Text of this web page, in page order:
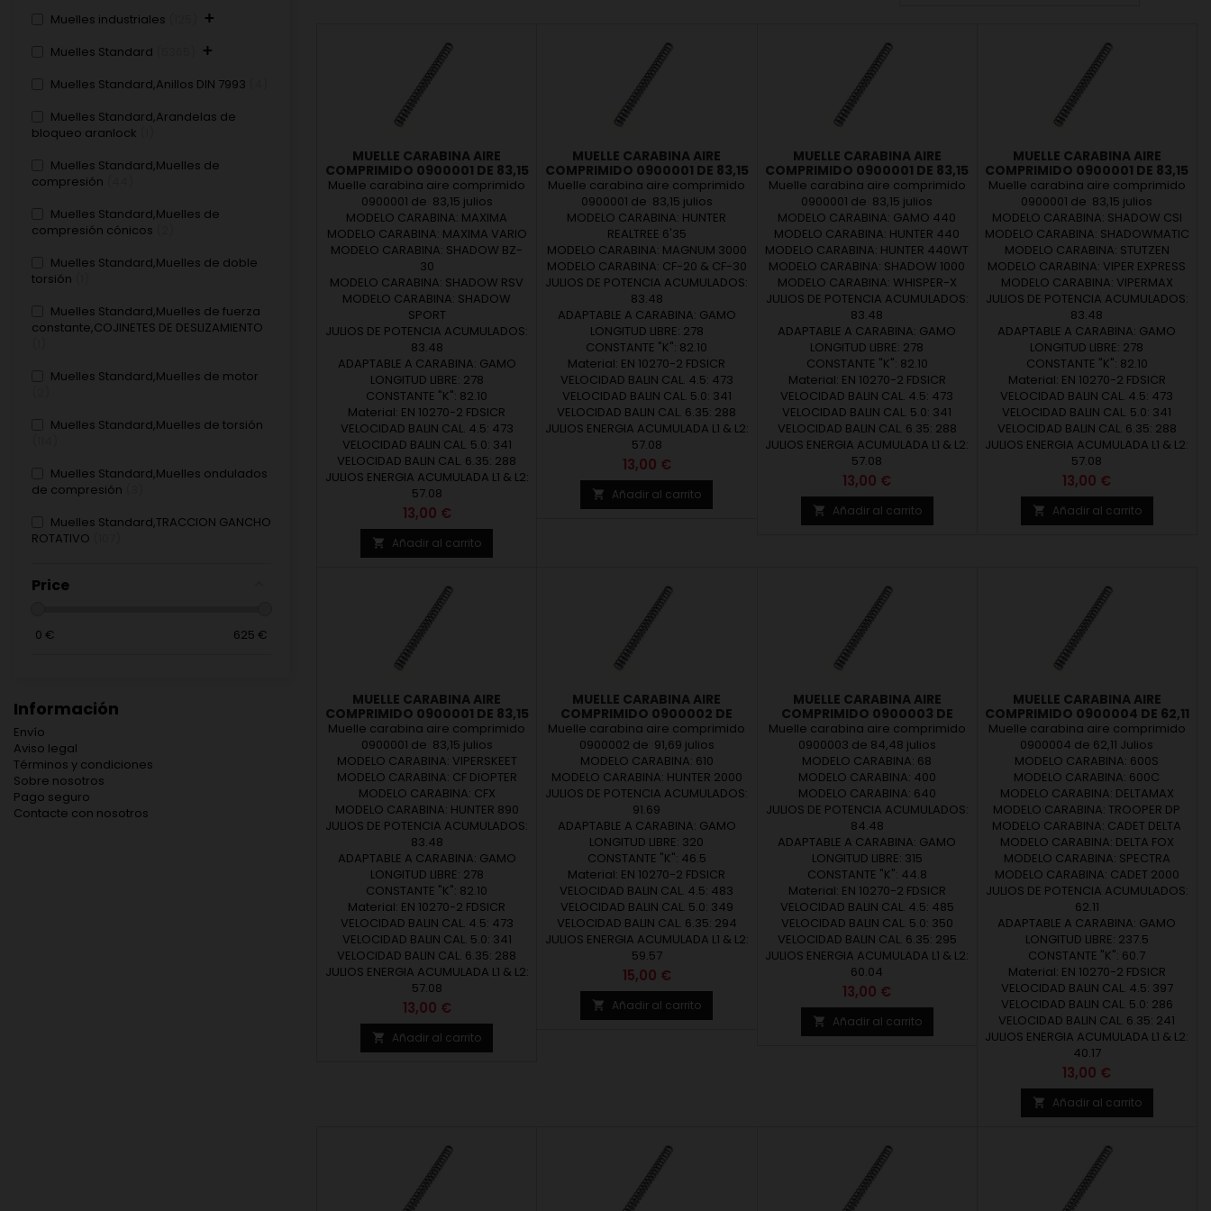
Muelles industriales +
Muelles Standard +
Muelles Standard,Anillos DIN 7993
Muelles Standard,Arandelas de
bloqueo aranlock
Muelles Standard,Muelles de
compresión
Muelles Standard,Muelles de
compresión cónicos
Muelles Standard,Muelles de doble
torsión
Muelles Standard,Muelles de fuerza
constante,COJINETES DE DESLIZAMIENTO
Muelles Standard,Muelles de motor
Muelles Standard,Muelles de torsión
Muelles Standard,Muelles ondulados
de compresión
Muelles Standard,TRACCION GANCHO
ROTATIVO
Price
0 € 625 €
Información
Envío
Aviso legal
Términos y condiciones
Sobre nosotros
Pago seguro
Contacte con nosotros
MUELLE CARABINA AIRE
COMPRIMIDO 0900001 DE 83,15
JULIOS
Muelle carabina aire comprimido
0900001 de 83,15 julios
MODELO CARABINA: MAXIMA
MODELO CARABINA: MAXIMA VARIO
MODELO CARABINA: SHADOW BZ-
30
MODELO CARABINA: SHADOW RSV
MODELO CARABINA: SHADOW
SPORT
JULIOS DE POTENCIA ACUMULADOS:
83.48
ADAPTABLE A CARABINA: GAMO
LONGITUD LIBRE: 278
CONSTANTE "K": 82.10
Material: EN 10270-2 FDSICR
VELOCIDAD BALIN CAL. 4.5: 473
VELOCIDAD BALIN CAL. 5.0: 341
VELOCIDAD BALIN CAL. 6.35: 288
JULIOS ENERGIA ACUMULADA L1 & L2:
57.08
Precio
13,00 €
 Añadir al carrito
MUELLE CARABINA AIRE
COMPRIMIDO 0900001 DE 83,15
JULIOS
Muelle carabina aire comprimido
0900001 de 83,15 julios
MODELO CARABINA: HUNTER
REALTREE 6'35
MODELO CARABINA: MAGNUM 3000
MODELO CARABINA: CF-20 & CF-30
JULIOS DE POTENCIA ACUMULADOS:
83.48
ADAPTABLE A CARABINA: GAMO
LONGITUD LIBRE: 278
CONSTANTE "K": 82.10
Material: EN 10270-2 FDSICR
VELOCIDAD BALIN CAL. 4.5: 473
VELOCIDAD BALIN CAL. 5.0: 341
VELOCIDAD BALIN CAL. 6.35: 288
JULIOS ENERGIA ACUMULADA L1 & L2:
57.08
Precio
13,00 €
 Añadir al carrito
MUELLE CARABINA AIRE
COMPRIMIDO 0900001 DE 83,15
JULIOS
Muelle carabina aire comprimido
0900001 de 83,15 julios
MODELO CARABINA: GAMO 440
MODELO CARABINA: HUNTER 440
MODELO CARABINA: HUNTER 440WT
MODELO CARABINA: SHADOW 1000
MODELO CARABINA: WHISPER-X
JULIOS DE POTENCIA ACUMULADOS:
83.48
ADAPTABLE A CARABINA: GAMO
LONGITUD LIBRE: 278
CONSTANTE "K": 82.10
Material: EN 10270-2 FDSICR
VELOCIDAD BALIN CAL. 4.5: 473
VELOCIDAD BALIN CAL. 5.0: 341
VELOCIDAD BALIN CAL. 6.35: 288
JULIOS ENERGIA ACUMULADA L1 & L2:
57.08
Precio
13,00 €
 Añadir al carrito
MUELLE CARABINA AIRE
COMPRIMIDO 0900001 DE 83,15
JULIOS
Muelle carabina aire comprimido
0900001 de 83,15 julios
MODELO CARABINA: SHADOW CSI
MODELO CARABINA: SHADOWMATIC
MODELO CARABINA: STUTZEN
MODELO CARABINA: VIPER EXPRESS
MODELO CARABINA: VIPERMAX
JULIOS DE POTENCIA ACUMULADOS:
83.48
ADAPTABLE A CARABINA: GAMO
LONGITUD LIBRE: 278
CONSTANTE "K": 82.10
Material: EN 10270-2 FDSICR
VELOCIDAD BALIN CAL. 4.5: 473
VELOCIDAD BALIN CAL. 5.0: 341
VELOCIDAD BALIN CAL. 6.35: 288
JULIOS ENERGIA ACUMULADA L1 & L2:
57.08
Precio
13,00 €
 Añadir al carrito
MUELLE CARABINA AIRE
COMPRIMIDO 0900001 DE 83,15
JULIOS
Muelle carabina aire comprimido
0900001 de 83,15 julios
MODELO CARABINA: VIPERSKEET
MODELO CARABINA: CF DIOPTER
MODELO CARABINA: CFX
MODELO CARABINA: HUNTER 890
JULIOS DE POTENCIA ACUMULADOS:
83.48
ADAPTABLE A CARABINA: GAMO
LONGITUD LIBRE: 278
CONSTANTE "K": 82.10
Material: EN 10270-2 FDSICR
VELOCIDAD BALIN CAL. 4.5: 473
VELOCIDAD BALIN CAL. 5.0: 341
VELOCIDAD BALIN CAL. 6.35: 288
JULIOS ENERGIA ACUMULADA L1 & L2:
57.08
Precio
13,00 €
 Añadir al carrito
MUELLE CARABINA AIRE
COMPRIMIDO 0900002 DE
91,69 JULIOS
Muelle carabina aire comprimido
0900002 de 91,69 julios
MODELO CARABINA: 610
MODELO CARABINA: HUNTER 2000
JULIOS DE POTENCIA ACUMULADOS:
91.69
ADAPTABLE A CARABINA: GAMO
LONGITUD LIBRE: 320
CONSTANTE "K": 46.5
Material: EN 10270-2 FDSICR
VELOCIDAD BALIN CAL. 4.5: 483
VELOCIDAD BALIN CAL. 5.0: 349
VELOCIDAD BALIN CAL. 6.35: 294
JULIOS ENERGIA ACUMULADA L1 & L2:
59.57
Precio
15,00 €
 Añadir al carrito
MUELLE CARABINA AIRE
COMPRIMIDO 0900003 DE
84,48 JULIOS
Muelle carabina aire comprimido
0900003 de 84,48 julios
MODELO CARABINA: 68
MODELO CARABINA: 400
MODELO CARABINA: 640
JULIOS DE POTENCIA ACUMULADOS:
84.48
ADAPTABLE A CARABINA: GAMO
LONGITUD LIBRE: 315
CONSTANTE "K": 44.8
Material: EN 10270-2 FDSICR
VELOCIDAD BALIN CAL. 4.5: 485
VELOCIDAD BALIN CAL. 5.0: 350
VELOCIDAD BALIN CAL. 6.35: 295
JULIOS ENERGIA ACUMULADA L1 & L2:
60.04
Precio
13,00 €
 Añadir al carrito
MUELLE CARABINA AIRE
COMPRIMIDO 0900004 DE 62,11
JULIOS
Muelle carabina aire comprimido
0900004 de 62,11 Julios
MODELO CARABINA: 600S
MODELO CARABINA: 600C
MODELO CARABINA: DELTAMAX
MODELO CARABINA: TROOPER DP
MODELO CARABINA: CADET DELTA
MODELO CARABINA: DELTA FOX
MODELO CARABINA: SPECTRA
MODELO CARABINA: CADET 2000
JULIOS DE POTENCIA ACUMULADOS:
62.11
ADAPTABLE A CARABINA: GAMO
LONGITUD LIBRE: 237.5
CONSTANTE "K": 60.7
Material: EN 10270-2 FDSICR
VELOCIDAD BALIN CAL. 4.5: 397
VELOCIDAD BALIN CAL. 5.0: 286
VELOCIDAD BALIN CAL. 6.35: 241
JULIOS ENERGIA ACUMULADA L1 & L2:
40.17
Precio
13,00 €
 Añadir al carrito